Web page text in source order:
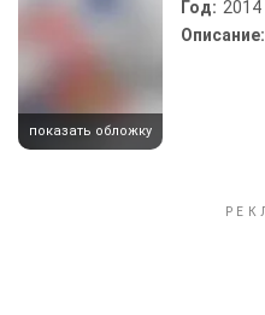
показать обложку
Год: 2014
Описание: